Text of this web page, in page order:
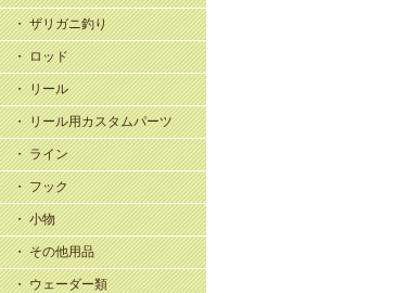
・ ザリガニ釣り
・ ロッド
・ リール
・ リール用カスタムパーツ
・ ライン
・ フック
・ 小物
・ その他用品
・ ウェーダー類